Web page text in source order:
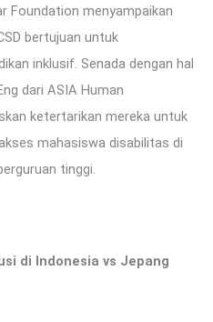
Foundation menyampaikan
bertujuan untuk
inklusif. Senada dengan hal
dari ASIA Human
ketertarikan mereka untuk
mahasiswa disabilitas di
tinggi.
di Indonesia vs Jepang